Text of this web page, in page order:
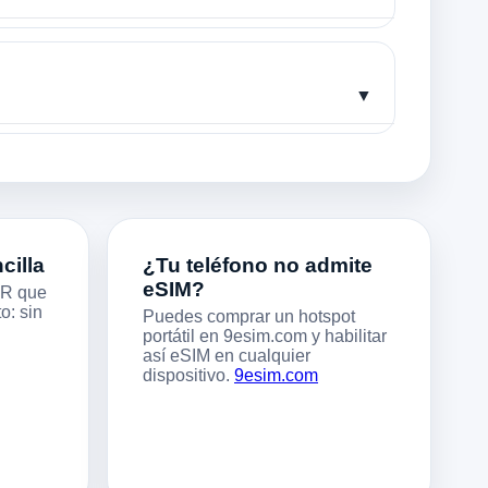
▼
que
sin
¿Tu teléfono no admite
eSIM?
Puedes comprar un hotspot
portátil en 9esim.com y habilitar
así eSIM en cualquier
dispositivo. 9esim.com